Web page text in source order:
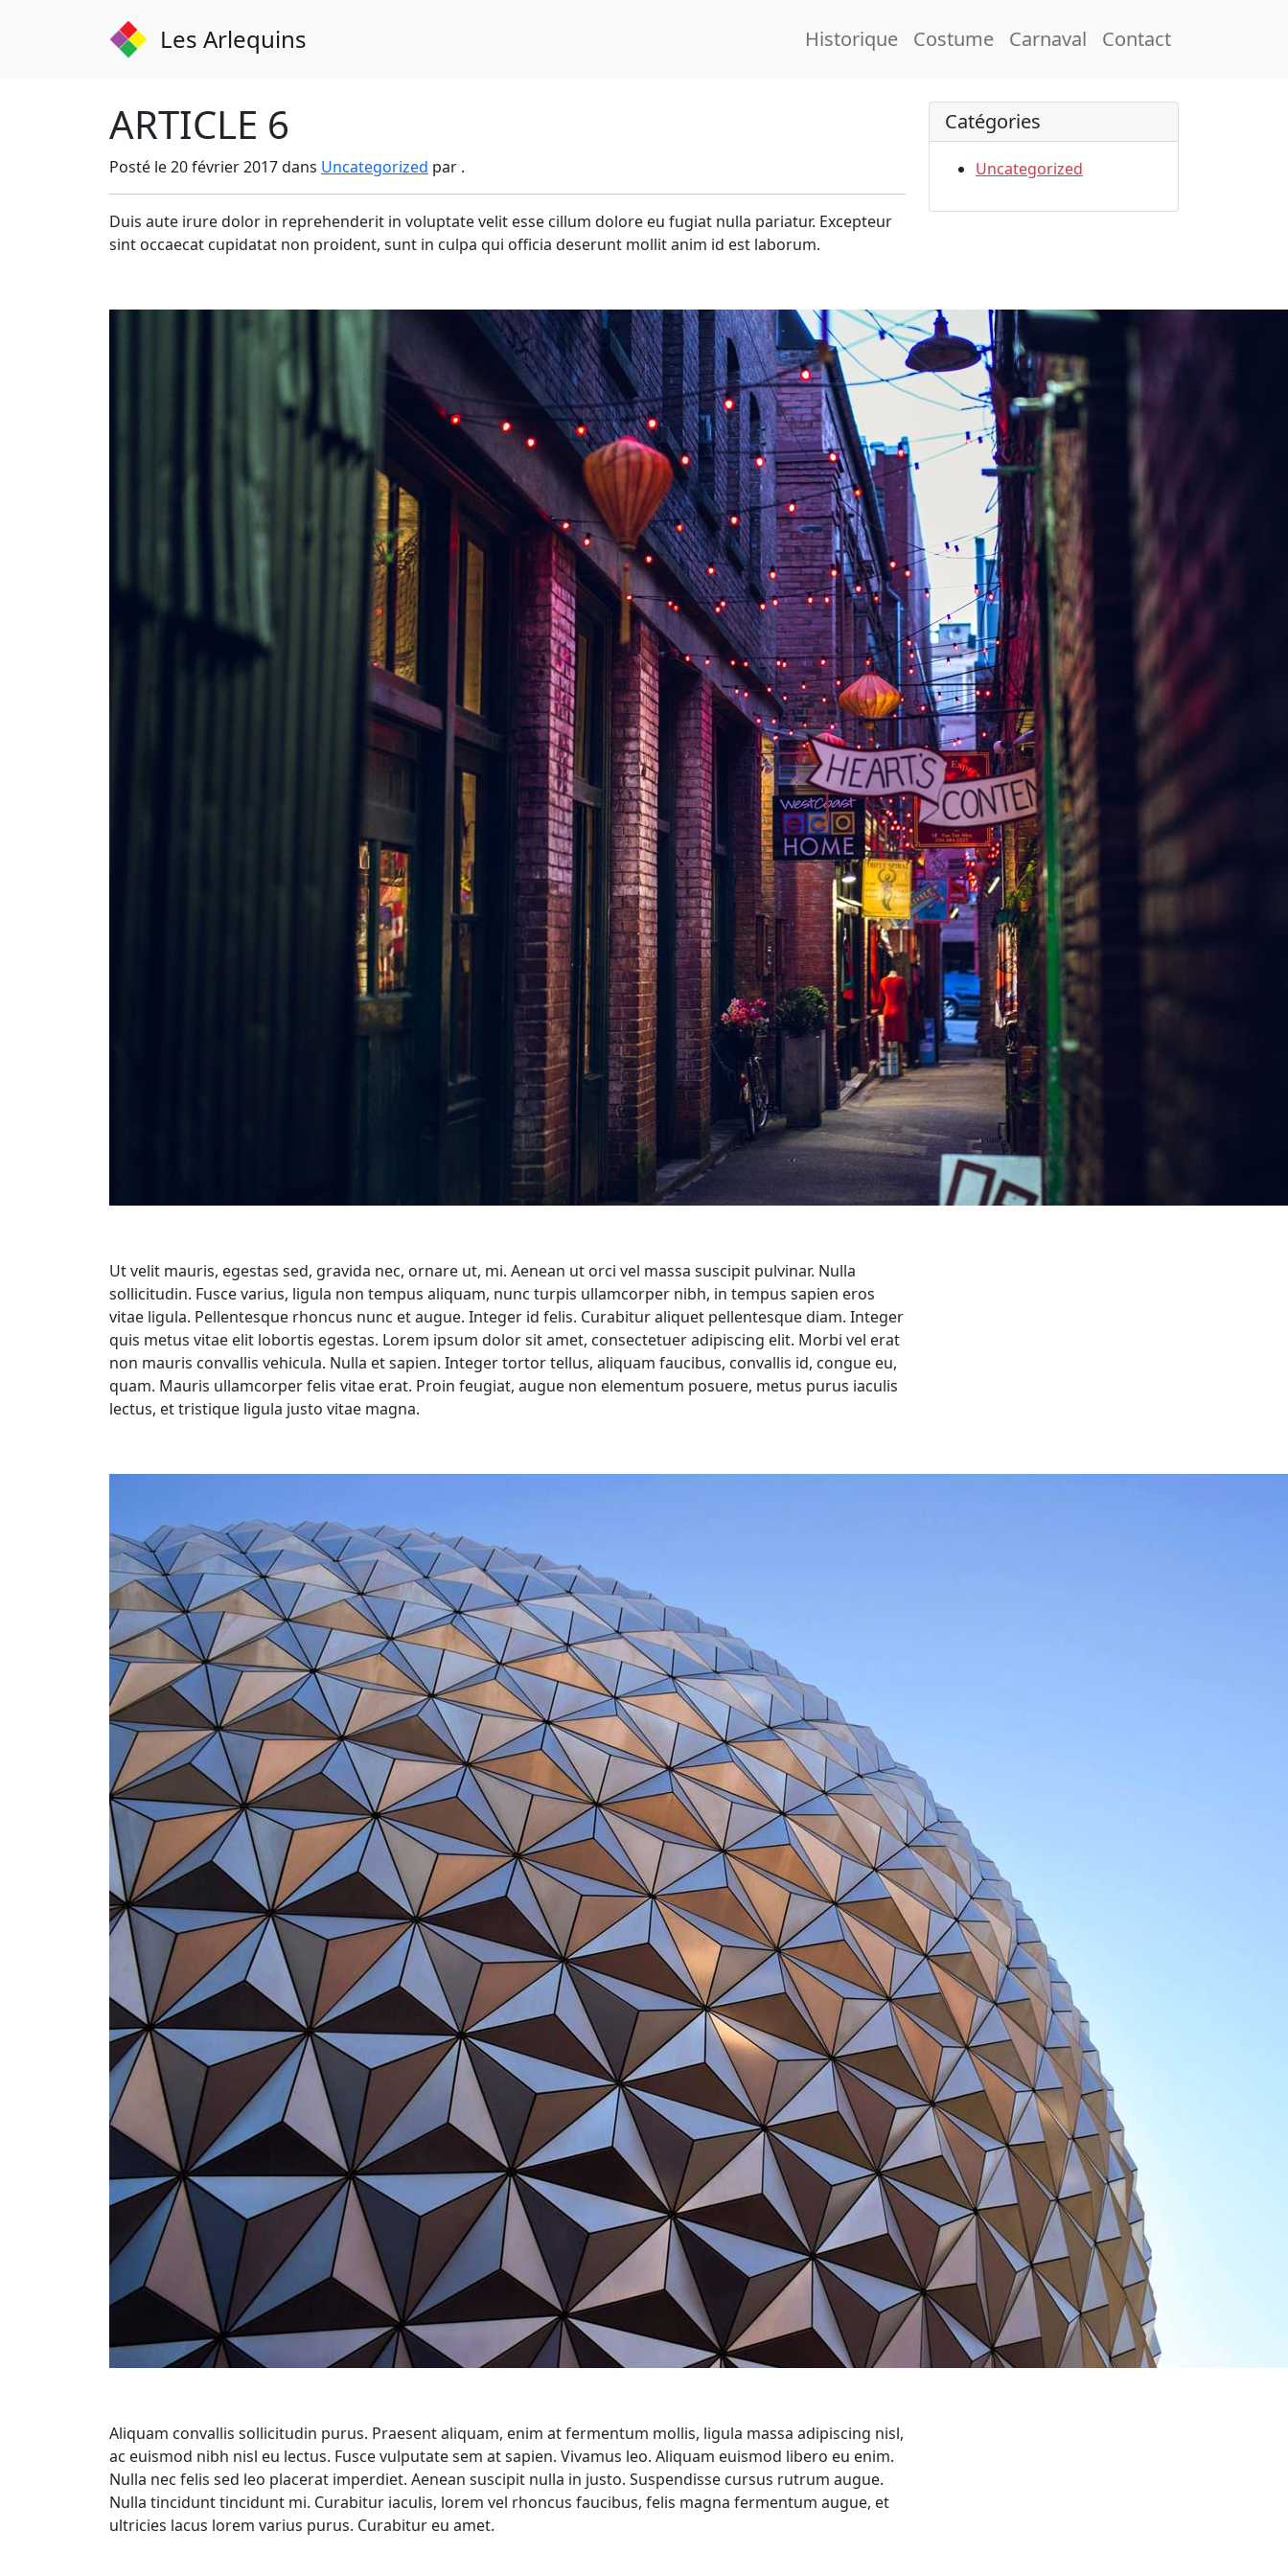
Les Arlequins Historique Costume Carnaval Contact
ARTICLE 6
Posté le 20 février 2017 dans Uncategorized par .
Duis aute irure dolor in reprehenderit in voluptate velit esse cillum dolore eu fugiat nulla pariatur. Excepteur
sint occaecat cupidatat non proident, sunt in culpa qui officia deserunt mollit anim id est laborum.
Ut velit mauris, egestas sed, gravida nec, ornare ut, mi. Aenean ut orci vel massa suscipit pulvinar. Nulla
sollicitudin. Fusce varius, ligula non tempus aliquam, nunc turpis ullamcorper nibh, in tempus sapien eros
vitae ligula. Pellentesque rhoncus nunc et augue. Integer id felis. Curabitur aliquet pellentesque diam. Integer
quis metus vitae elit lobortis egestas. Lorem ipsum dolor sit amet, consectetuer adipiscing elit. Morbi vel erat
non mauris convallis vehicula. Nulla et sapien. Integer tortor tellus, aliquam faucibus, convallis id, congue eu,
quam. Mauris ullamcorper felis vitae erat. Proin feugiat, augue non elementum posuere, metus purus iaculis
lectus, et tristique ligula justo vitae magna.
Aliquam convallis sollicitudin purus. Praesent aliquam, enim at fermentum mollis, ligula massa adipiscing nisl,
ac euismod nibh nisl eu lectus. Fusce vulputate sem at sapien. Vivamus leo. Aliquam euismod libero eu enim.
Nulla nec felis sed leo placerat imperdiet. Aenean suscipit nulla in justo. Suspendisse cursus rutrum augue.
Nulla tincidunt tincidunt mi. Curabitur iaculis, lorem vel rhoncus faucibus, felis magna fermentum augue, et
ultricies lacus lorem varius purus. Curabitur eu amet.
Catégories
Uncategorized